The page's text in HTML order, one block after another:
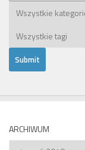
ARCHIWUM
Archiwum